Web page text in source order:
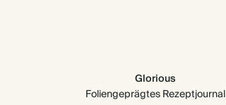
Glorious
Foliengeprägtes Rezeptjournal